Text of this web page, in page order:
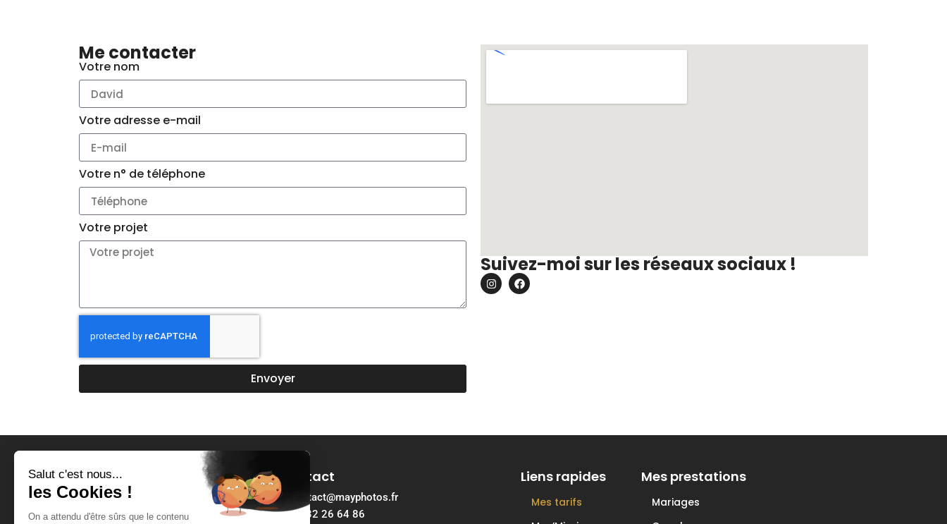
Me contacter
Votre nom
Votre adresse e-mail
Votre n° de téléphone
Votre projet
Envoyer
Suivez-moi sur les réseaux sociaux !
Contact
contact@mayphotos.fr
06 32 26 64 86
Liens rapides
Mes tarifs
Mes prestations
Mariages